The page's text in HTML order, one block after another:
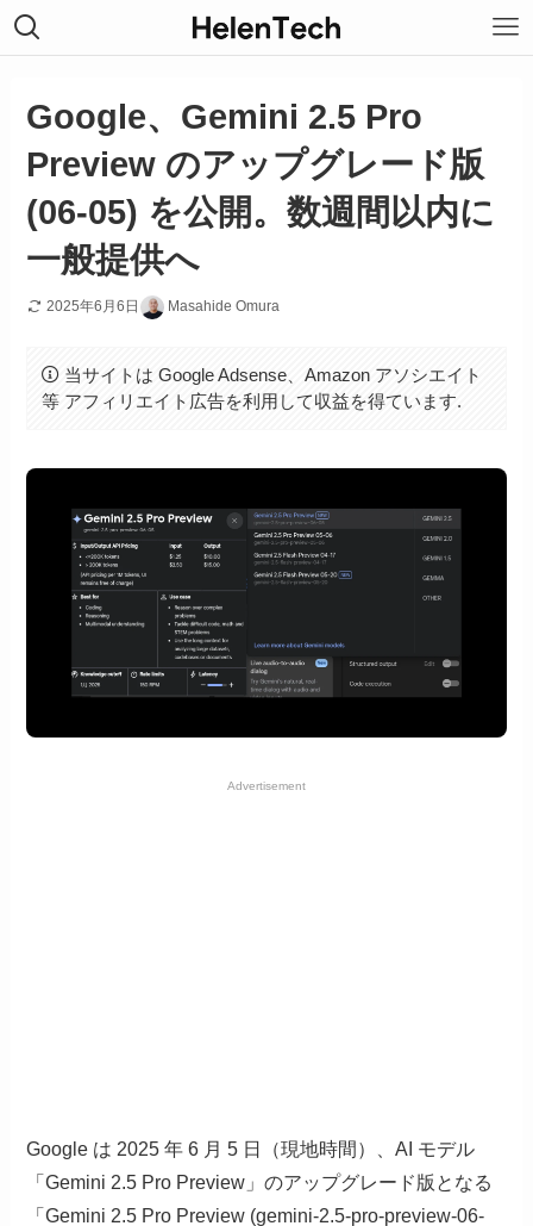
Google、Gemini 2.5 Pro
Preview のアップグレード版
(06-05) を公開。数週間以内に
一般提供へ
2025年6月6日 Masahide Omura
当サイトは Google Adsense、Amazon アソシエイト
等 アフィリエイト広告を利用して収益を得ています.
Advertisement
Google は 2025 年 6 月 5 日（現地時間）、AI モデル
「Gemini 2.5 Pro Preview」のアップグレード版となる
「Gemini 2.5 Pro Preview (gemini-2.5-pro-preview-06-